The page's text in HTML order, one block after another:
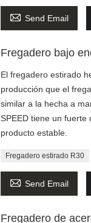
 Send Email
Fregadero bajo
El fregadero estirado
producción que el
similar a la hecha a
SPEED tiene un
producto estable.
Fregadero estirado R30
 Send Email
Fregadero de